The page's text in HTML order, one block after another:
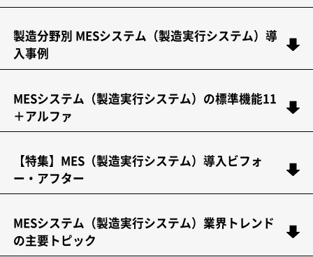
製造分野別 MESシステム（製造実行システム）導
入事例
MESシステム（製造実行システム）の標準機能11
＋アルファ
【特集】MES（製造実行システム）導入ビフォ
ー・アフター
MESシステム（製造実行システム）業界トレンド
の主要トピック